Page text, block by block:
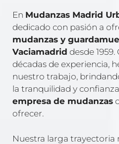
En Mudanzas Madrid
dedicado con pasión a
mudanzas y
Vaciamadrid desde
décadas de experiencia,
nuestro trabajo,
la tranquilidad y
empresa de mudanzas
ofrecer.
Nuestra larga trayectoria